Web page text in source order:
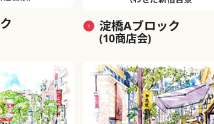
淀橋Aブロック
(10商店会)